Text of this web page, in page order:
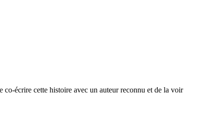
écrire cette histoire avec un auteur reconnu et de la voir